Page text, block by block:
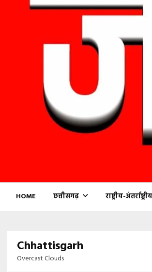
HOME छत्तीसगढ़ राष्ट्रीय-
Chhattisgarh
Overcast Clouds